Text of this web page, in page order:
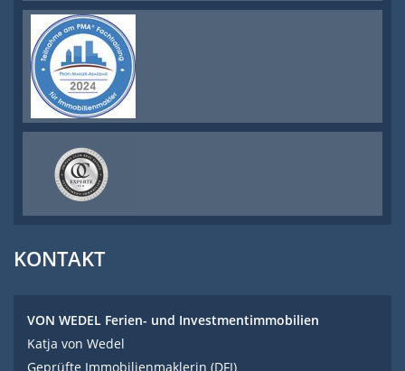
KONTAKT
VON WEDEL Ferien- und Investmentimmobilien
Katja von Wedel
Geprüfte Immobilienmaklerin (DFI)